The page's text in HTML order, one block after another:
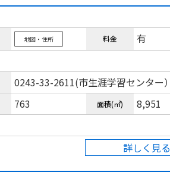
地図・住所 料金 有
0243-33-2611(市生涯学習センター）
763 面積(㎡) 8,951
詳しく見る